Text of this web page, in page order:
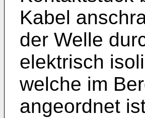
Kabel
der Welle
elektrisch
welche im
angeordnet